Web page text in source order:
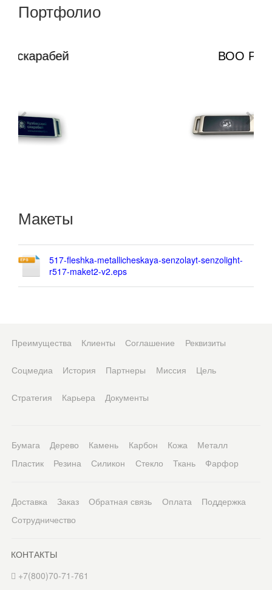
Портфолио
Макеты
517-fleshka-metallicheskaya-senzolayt-senzolight-
r517-maket2-v2.eps
Преимущества Клиенты Соглашение Реквизиты
Соцмедиа История Партнеры Миссия Цель
Стратегия Карьера Документы
Бумага Дерево Камень Карбон Кожа
Металл
Пластик
Резина Силикон Стекло Ткань Фарфор
Доставка Заказ Обратная связь Оплата
Поддержка
Сотрудничество
КОНТАКТЫ
+7(800)70-71-761